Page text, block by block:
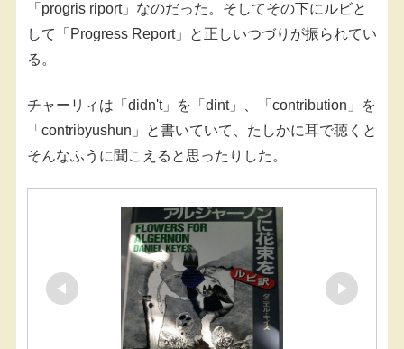
「progris riport」なのだった。そしてその下にルビと
して「Progress Report」と正しいつづりが振られてい
る。
チャーリィは「didn't」を「dint」、「contribution」を
「contribyushun」と書いていて、たしかに耳で聴くと
そんなふうに聞こえると思ったりした。